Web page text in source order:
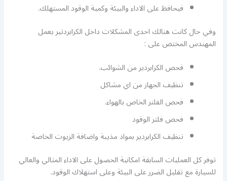
فيحافظ على الاداء والبيئة وكمية الوقود المستهلك.
وفي حال كانت هنالك احدى المشكلات داخل الكرابردتير يعمل
المهندس المختص على :
فحص الكرابردير من الشوائب.
تنظيف الجهاز من اي مشاكل
فحص الفلتر الخاص بالهواء.
فحص فلتر الوقود
تنظيف الكرابردير بمواد مذيبة واضافة الزيوت الخاصة
توفر كل العمليات السابقة امكانية الحصول على الاداء المثالي والعالي
للسيارة مع تقليل الضرر على البيئة وعلى استهلاك الوقود.